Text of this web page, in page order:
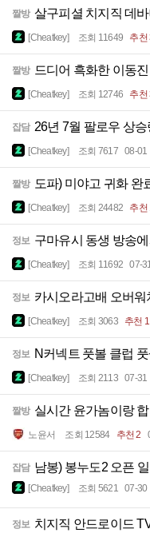
짤방 살구피셜 치지직 데
[Cheatkey] 조회 11649 추천
짤방 드디어 흑화한 이동
[Cheatkey] 조회 12746 추천
잡담 26년 7월 팔로우 상
[Cheatkey] 조회 7617 08-01
짤방 도파) 미야고 귀화 완
[Cheatkey] 조회 24482 추천
정보 구마유시 동생 방송
[Cheatkey] 조회 11692 07-
정보 카시오라고배 오버워
[Cheatkey] 조회 3063 추천 1
정보 N커넥트 풋볼 클럽
[Cheatkey] 조회 2113 07-31
짤방 실시간 윤가놈이랑
노윤서 조회 12584 추천 2
잡담 남봉) 봉누도2 오픈
[Cheatkey] 조회 5621 07-30
정보 치지직 안드로이드